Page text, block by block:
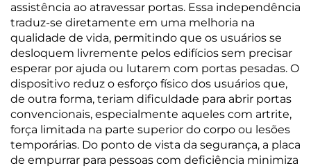
assistência ao atravessar portas. Essa independência
traduz-se diretamente em uma melhoria na
qualidade de vida, permitindo que os usuários se
desloquem livremente pelos edifícios sem precisar
esperar por ajuda ou lutarem com portas pesadas. O
dispositivo reduz o esforço físico dos usuários que,
de outra forma, teriam dificuldade para abrir portas
convencionais, especialmente aqueles com artrite,
força limitada na parte superior do corpo ou lesões
temporárias. Do ponto de vista da segurança, a placa
de empurrar para pessoas com deficiência minimiza